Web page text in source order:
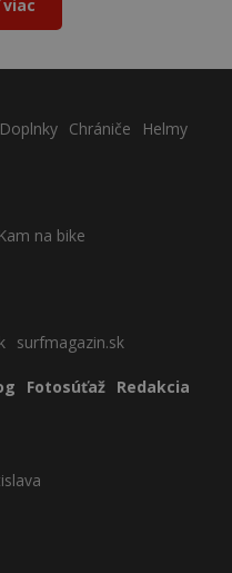
Doplnky Chrániče
Helmy
Kam na bike
surfmagazin.sk
Fotosúťaž Redakcia